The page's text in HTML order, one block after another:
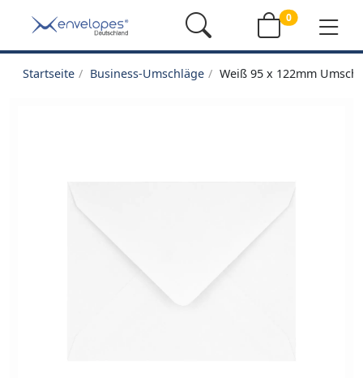
0
Startseite Business-Umschläge Weiß 95 x 122mm